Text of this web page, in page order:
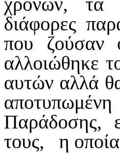
διάφορες
που ζούσαν
αλλοιώθηκε
αυτών αλλά
Παράδοσης,
τους, η